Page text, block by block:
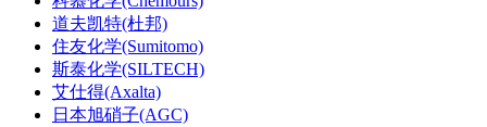
道夫凯特(杜邦)
住友化学(Sumitomo)
斯泰化学(SILTECH)
艾仕得(Axalta)
日本旭硝子(AGC)